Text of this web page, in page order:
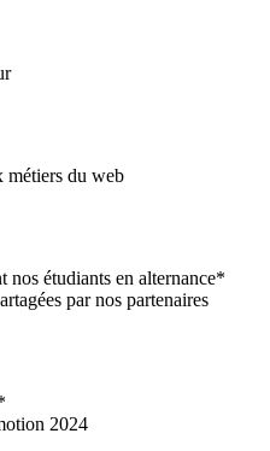
métiers du web
nos étudiants en alternance*
par nos partenaires
2024